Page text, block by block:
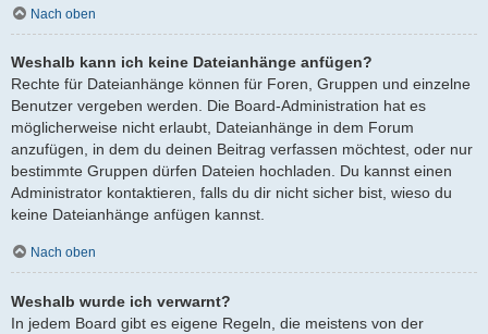
Nach oben
Weshalb kann ich keine Dateianhänge anfügen?
Rechte für Dateianhänge können für Foren, Gruppen und einzelne
Benutzer vergeben werden. Die Board-Administration hat es
möglicherweise nicht erlaubt, Dateianhänge in dem Forum
anzufügen, in dem du deinen Beitrag verfassen möchtest, oder nur
bestimmte Gruppen dürfen Dateien hochladen. Du kannst einen
Administrator kontaktieren, falls du dir nicht sicher bist, wieso du
keine Dateianhänge anfügen kannst.
Nach oben
Weshalb wurde ich verwarnt?
In jedem Board gibt es eigene Regeln, die meistens von der